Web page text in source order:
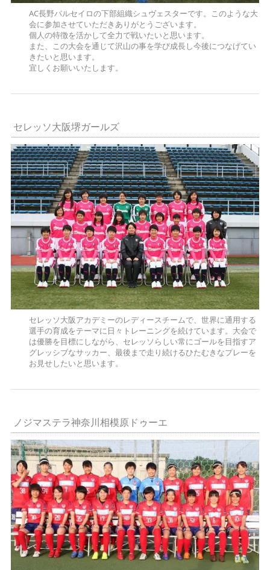
AC長野パルセイロの下部組織シュヴェスターです。このような大
会に参加させていただきありがとうございます。
個人の特徴を活かして全力で戦いたいと思います。
また、この大会を通じて沢山の事を学び成長し今後につなげてい
きたいと思います。
宜しくお願いいたします。
セレッソ大阪堺ガールズ
セレッソ大阪アカデミーのレディースチームで、世界に通用する
選手の育成をテーマに日々トレーニングを続けています。大会で
は優勝を目標にしながら、セレッソらしい常にゴールを目指すア
グレッシブなサッカー、最後まで走り続けるひたむきなプレーを
お見せしたいと思います。
ノジマステラ神奈川相模原ドゥーエ